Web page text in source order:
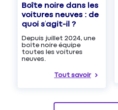
Boîte noire dans les
voitures neuves : de
quoi s’agit-il ?
Depuis juillet 2024, une
boîte noire équipe
toutes les voitures
neuves.
Tout savoir